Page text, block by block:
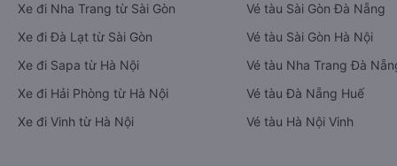
Xe đi Nha Trang từ Sài Gòn
Xe đi Đà Lạt từ Sài Gòn
Xe đi Sapa từ Hà Nội
Xe đi Hải Phòng từ Hà Nội
Xe đi Vinh từ Hà Nội
Vé tàu Sài Gòn Đà Nẵng
Vé tàu Sài Gòn Hà Nội
Vé tàu Nha Trang Đà
Vé tàu Đà Nẵng Huế
Vé tàu Hà Nội Vinh